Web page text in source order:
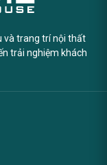
và trang trí nội thất
trải nghiệm khách